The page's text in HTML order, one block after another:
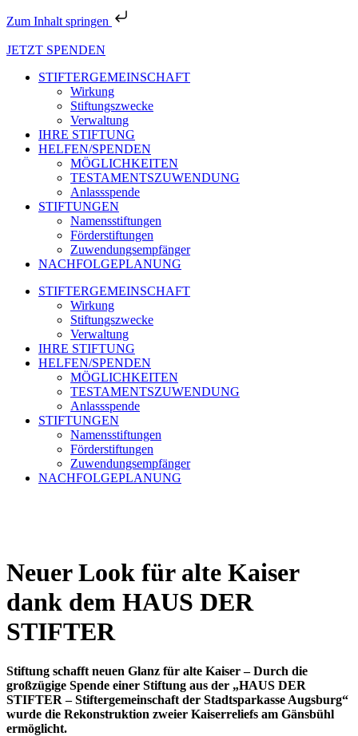
Zum Inhalt springen
JETZT SPENDEN
STIFTERGEMEINSCHAFT
Wirkung
Stiftungszwecke
Verwaltung
IHRE STIFTUNG
HELFEN/SPENDEN
MÖGLICHKEITEN
TESTAMENTSZUWENDUNG
Anlassspende
STIFTUNGEN
Namensstiftungen
Förderstiftungen
Zuwendungsempfänger
NACHFOLGEPLANUNG
STIFTERGEMEINSCHAFT
Wirkung
Stiftungszwecke
Verwaltung
IHRE STIFTUNG
HELFEN/SPENDEN
MÖGLICHKEITEN
TESTAMENTSZUWENDUNG
Anlassspende
STIFTUNGEN
Namensstiftungen
Förderstiftungen
Zuwendungsempfänger
NACHFOLGEPLANUNG
Neuer Look für alte Kaiser
dank dem HAUS DER
STIFTER
Stiftung schafft neuen Glanz für alte Kaiser – Durch die
großzügige Spende einer Stiftung aus der „HAUS DER
STIFTER – Stiftergemeinschaft der Stadtsparkasse Augsburg“
wurde die Rekonstruktion zweier Kaiserreliefs am Gänsbühl
ermöglicht.